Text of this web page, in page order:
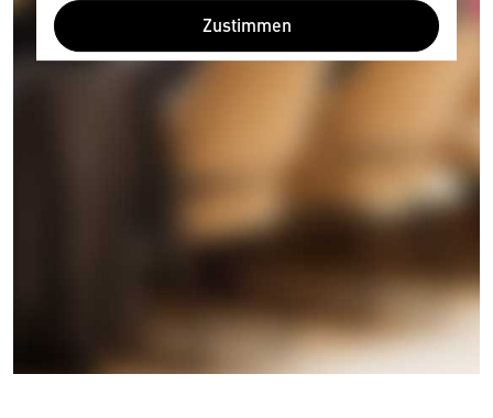
Zustimmen